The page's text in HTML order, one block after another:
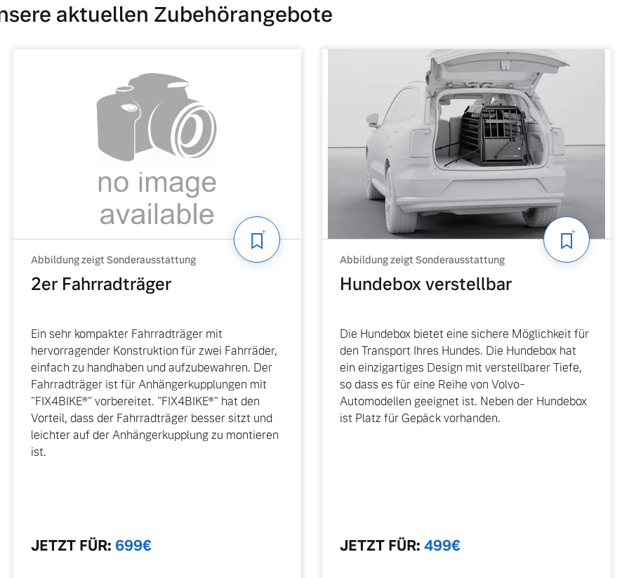
Original Volvo Winter- und Sommer Kompletträder.
aktuellen Zubehörangebote
Abbildung zeigt Sonderausstattung
2er Fahrradträger
Ein sehr kompakter Fahrradträger mit
hervorragender Konstruktion für zwei Fahrräder,
einfach zu handhaben und aufzubewahren. Der
Fahrradträger ist für Anhängerkupplungen mit
"FIX4BIKE®" vorbereitet. "FIX4BIKE®" hat den
Vorteil, dass der Fahrradträger besser sitzt und
leichter auf der Anhängerkupplung zu montieren
ist.
JETZT FÜR: 699€
Abbildung zeigt Sonderausstattung
Hundebox verstellbar
Die Hundebox bietet eine sichere Möglichkeit für
den Transport Ihres Hundes. Die Hundebox hat
ein einzigartiges Design mit verstellbarer Tiefe,
so dass es für eine Reihe von Volvo-
Automodellen geeignet ist. Neben der Hundebox
ist Platz für Gepäck vorhanden.
JETZT FÜR:499€